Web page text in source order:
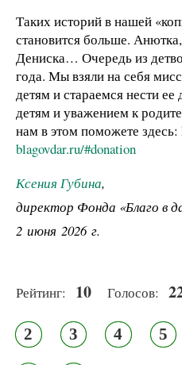
Таких историй в нашей
становится больше.
Дениска… Очередь из
года. Мы взяли на себя
детям и стараемся нести
детям и уважением к
нам в этом поможете здесь:
blagovdar.ru/#donation
Ксения Губина,
директор Фонда «Благо в
2 июня 2026 г.
Рейтинг: 10 Голосов:
2 3 4 5